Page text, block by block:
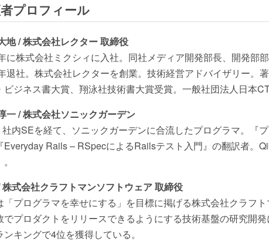
プロフィール
地 / 株式会社レクター 取締役
に株式会社ミクシィに入社。同社メディア開発部長、開発部
退社。株式会社レクターを創業。技術経営アドバイザリー。
ビジネス書大賞、翔泳社技術書大賞受賞。一般社団法人日本
一 / 株式会社ソニックガーデン
内SEを経て、ソニックガーデンに合流したプログラマ。『
Everyday Rails – RSpecによるRailsテスト入門』の翻訳者。
式会社クラフトマンソフトウェア 取締役
「プログラマを幸せにする」を目標に掲げる株式会社クラフ
でプロダクトをリリースできるようにする技術基盤の研究開
ンキングで4位を獲得している。